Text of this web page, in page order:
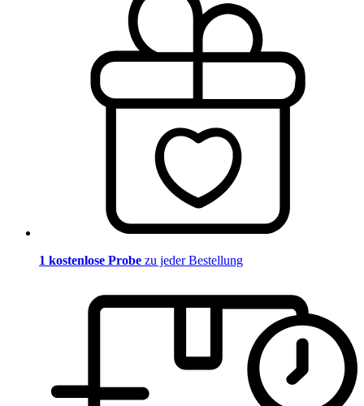
1 kostenlose Probe zu jeder Bestellung